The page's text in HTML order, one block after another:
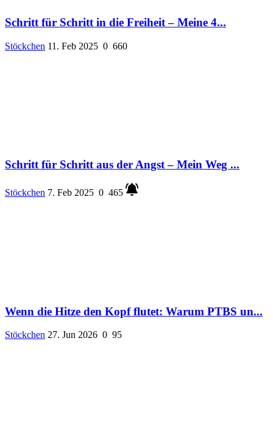
Schritt für Schritt in die Freiheit – Meine 4...
Stöckchen 11. Feb 2025 0 660
Schritt für Schritt aus der Angst – Mein Weg ...
Stöckchen 7. Feb 2025 0 465
Wenn die Hitze den Kopf flutet: Warum PTBS un...
Stöckchen 27. Jun 2026 0 95